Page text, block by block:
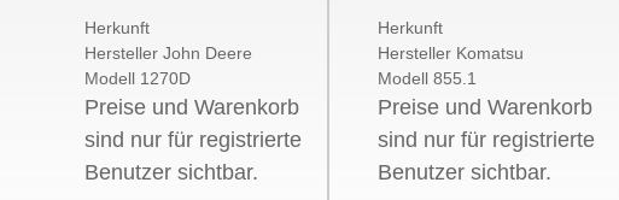
Herkunft
Hersteller John Deere
Modell 1270D
Preise und Warenkorb
sind nur für registrierte
Benutzer sichtbar.
Herkunft
Hersteller Komatsu
Modell 855.1
Preise und Warenkorb
sind nur für registrierte
Benutzer sichtbar.